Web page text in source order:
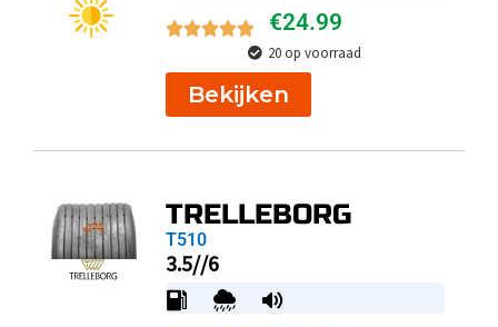
€24.99
20 op voorraad
Bekijken
TRELLEBORG
T510
3.5//6